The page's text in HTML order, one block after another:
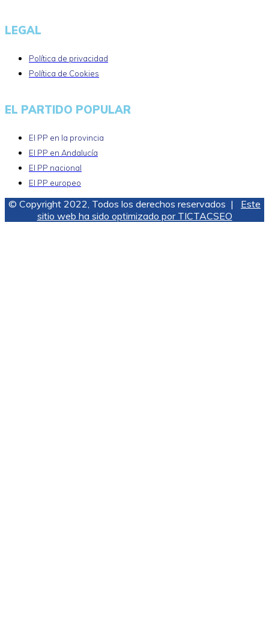
LEGAL
Política de privacidad
Política de Cookies
EL PARTIDO POPULAR
El PP en la provincia
El PP en Andalucía
El PP nacional
El PP europeo
© Copyright 2022, Todos los derechos reservados | Este
sitio web ha sido optimizado por TICTACSEO